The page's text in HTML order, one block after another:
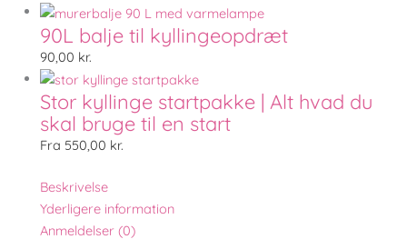
90L balje til kyllingeopdræt
90,00 kr.
Stor kyllinge startpakke | Alt hvad du
skal bruge til en start
Fra 550,00 kr.
Beskrivelse
Yderligere information
Anmeldelser (0)